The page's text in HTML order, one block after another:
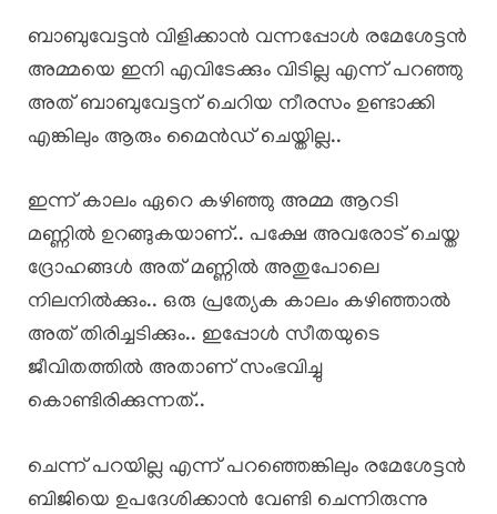
ബാബുവേട്ടൻ വിളിക്കാൻ വന്നപ്പോൾ രമേശേട്ടൻ
അമ്മയെ ഇനി എവിടേക്കും വിടില്ല എന്ന് പറഞ്ഞു
അത് ബാബുവേട്ടന് ചെറിയ നീരസം ഉണ്ടാക്കി
എങ്കിലും ആരും മൈൻഡ് ചെയ്തില്ല..
ഇന്ന് കാലം ഏറെ കഴിഞ്ഞു അമ്മ ആറടി
മണ്ണിൽ ഉറങ്ങുകയാണ്.. പക്ഷേ അവരോട് ചെയ്ത
ദ്രോഹങ്ങൾ അത് മണ്ണിൽ അതുപോലെ
നിലനിൽക്കും.. ഒരു പ്രത്യേക കാലം കഴിഞ്ഞാൽ
അത് തിരിച്ചടിക്കും.. ഇപ്പോൾ സീതയുടെ
ജീവിതത്തിൽ അതാണ് സംഭവിച്ചു
കൊണ്ടിരിക്കുന്നത്..
ചെന്ന് പറയില്ല എന്ന് പറഞ്ഞെങ്കിലും രമേശേട്ടൻ
ബിജിയെ ഉപദേശിക്കാൻ വേണ്ടി ചെന്നിരുന്നു